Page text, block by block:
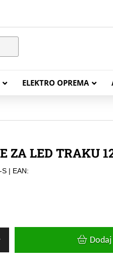
ELEKTRO OPREMA
ZA LED TRAKU
S| EAN: